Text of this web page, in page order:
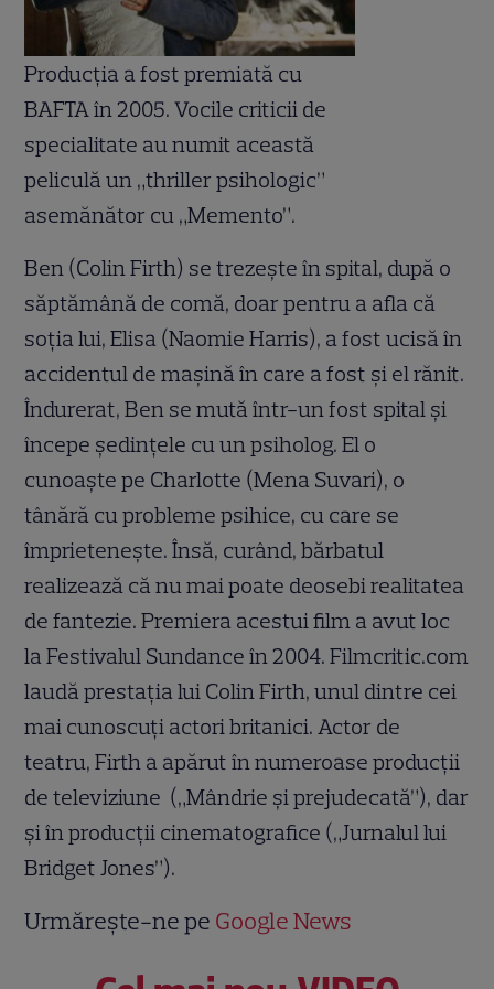
Producţia a fost premiată cu
BAFTA în 2005. Vocile criticii de
specialitate au numit această
peliculă un „thriller psihologic”
asemănător cu „Memento”.
Ben (Colin Firth) se trezeşte în spital, după o
săptămână de comă, doar pentru a afla că
soţia lui, Elisa (Naomie Harris), a fost ucisă în
accidentul de maşină în care a fost şi el rănit.
Îndurerat, Ben se mută într-un fost spital şi
începe şedinţele cu un psiholog. El o
cunoaşte pe Charlotte (Mena Suvari), o
tânără cu probleme psihice, cu care se
împrieteneşte. Însă, curând, bărbatul
realizează că nu mai poate deosebi realitatea
de fantezie. Premiera acestui film a avut loc
la Festivalul Sundance în 2004. Filmcritic.com
laudă prestaţia lui Colin Firth, unul dintre cei
mai cunoscuţi actori britanici. Actor de
teatru, Firth a apărut în numeroase producţii
de televiziune („Mândrie şi prejudecată”), dar
şi în producţii cinematografice („Jurnalul lui
Bridget Jones”).
Urmărește-ne pe Google News